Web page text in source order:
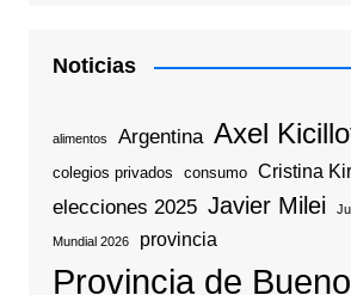
Noticias
alimentos Argentina Axel
colegios privados consumo Cristina
elecciones 2025 Javier Milei
Mundial 2026 provincia
Provincia de